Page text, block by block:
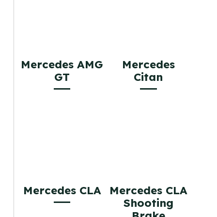
Mercedes AMG
GT
Mercedes
Citan
Mercedes CLA
Mercedes CLA
Shooting